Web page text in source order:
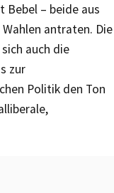
Bebel – beide aus
antraten. Die
auch die
zur
Politik den Ton